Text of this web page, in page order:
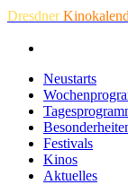
Dresdner
Neustarts
Festivals
Kinos
Aktuelles